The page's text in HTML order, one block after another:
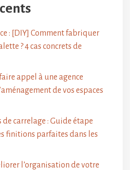
: [DIY] Comment fabriquer
? 4 cas concrets de
appel à une agence
de vos espaces
de carrelage : Guide étape
finitions parfaites dans les
l’organisation de votre